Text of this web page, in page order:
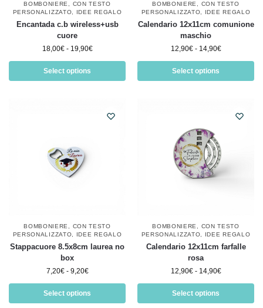
BOMBONIERE
CON TESTO
PERSONALIZZATO
IDEE REGALO
Encantada c.b wireless+usb
cuore
18,00€ - 19,90€
Select options
BOMBONIERE
CON TESTO
PERSONALIZZATO
IDEE REGALO
Calendario 12x11cm comunione
maschio
12,90€ - 14,90€
Select options
BOMBONIERE
CON TESTO
PERSONALIZZATO
IDEE REGALO
Stappacuore 8.5x8cm laurea no
box
7,20€ - 9,20€
Select options
BOMBONIERE
CON TESTO
PERSONALIZZATO
IDEE REGALO
Calendario 12x11cm farfalle
rosa
12,90€ - 14,90€
Select options